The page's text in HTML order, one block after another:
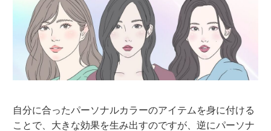
自分に合ったパーソナルカラーのアイテムを身に付ける
ことで、大きな効果を生み出すのですが、逆にパーソナ